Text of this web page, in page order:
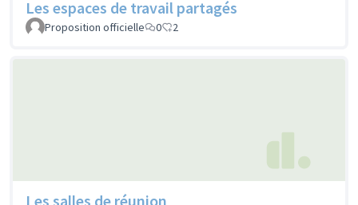
Les espaces de travail partagés
Proposition officielle 0 2
Les salles de réunion